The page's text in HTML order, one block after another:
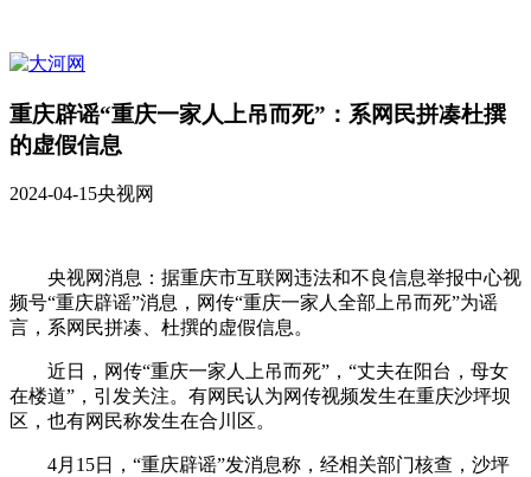
重庆辟谣“重庆一家人上吊而死”：系网民拼凑杜撰
的虚假信息
2024-04-15央视网
央视网消息：据重庆市互联网违法和不良信息举报中心视
频号“重庆辟谣”消息，网传“重庆一家人全部上吊而死”为谣
言，系网民拼凑、杜撰的虚假信息。
近日，网传“重庆一家人上吊而死”，“丈夫在阳台，母女
在楼道”，引发关注。有网民认为网传视频发生在重庆沙坪坝
区，也有网民称发生在合川区。
4月15日，“重庆辟谣”发消息称，经相关部门核查，沙坪